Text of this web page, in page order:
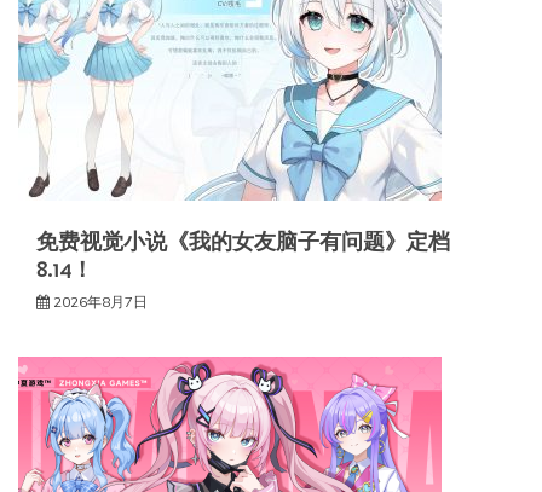
免费视觉小说《我的女友脑子有问题》定档
8.14！
2026年8月7日